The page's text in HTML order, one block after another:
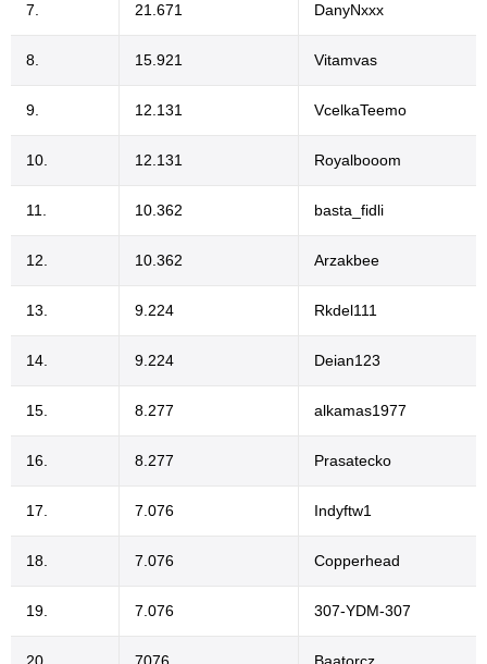
7. 21.671 DanyNxxx
8. 15.921 Vitamvas
9. 12.131 VcelkaTeemo
10. 12.131 Royalbooom
11. 10.362 basta_fidli
12. 10.362 Arzakbee
13. 9.224 Rkdel111
14. 9.224 Deian123
15. 8.277 alkamas1977
16. 8.277 Prasatecko
17. 7.076 Indyftw1
18. 7.076 Copperhead
19. 7.076 307-YDM-307